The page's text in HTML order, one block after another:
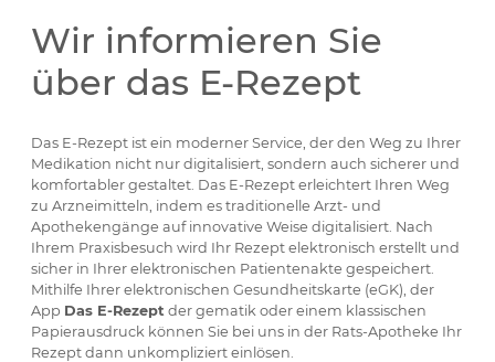
Wir informieren Sie
über das E-Rezept
Das E-Rezept ist ein moderner Service, der den Weg zu Ihrer
Medikation nicht nur digitalisiert, sondern auch sicherer und
komfortabler gestaltet. Das E-Rezept erleichtert Ihren Weg
zu Arzneimitteln, indem es traditionelle Arzt- und
Apothekengänge auf innovative Weise digitalisiert. Nach
Ihrem Praxisbesuch wird Ihr Rezept elektronisch erstellt und
sicher in Ihrer elektronischen Patientenakte gespeichert.
Mithilfe Ihrer elektronischen Gesundheitskarte (eGK), der
App Das E-Rezept der gematik oder einem klassischen
Papierausdruck können Sie bei uns in der Rats-Apotheke Ihr
Rezept dann unkompliziert einlösen.